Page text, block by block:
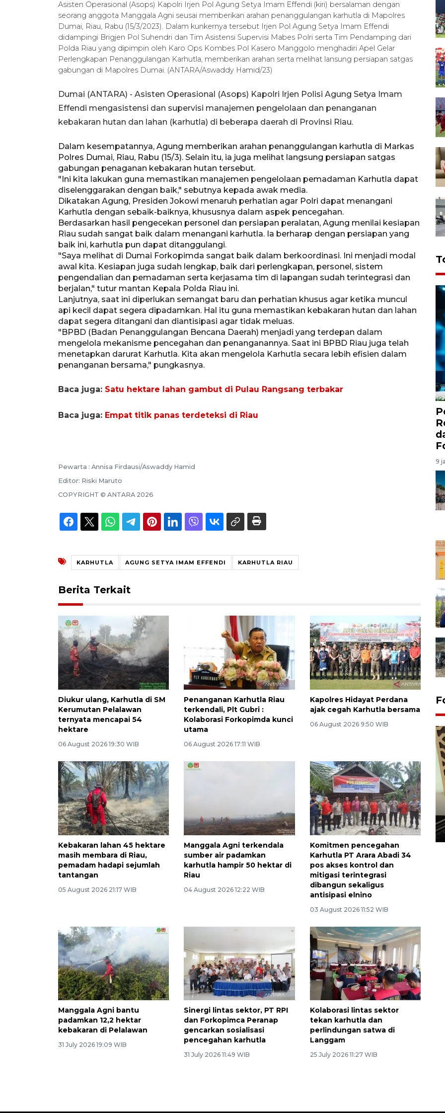
Asisten Operasional (Asops) Kapolri Irjen Pol Agung Setya Imam Effendi (kiri) bersalaman dengan
seorang anggota Manggala Agni seusai memberikan arahan penanggulangan karhutla di Mapolres
Dumai, Riau, Rabu (15/3/2023). Dalam kunkernya tersebut Irjen Pol Agung Setya Imam Effendi
didampingi Brigjen Pol Suhendri dan Tim Asistensi Supervisi Mabes Polri serta Tim Pendamping dari
Polda Riau yang dipimpin oleh Karo Ops Kombes Pol Kasero Manggolo menghadiri Apel Gelar
Perlengkapan Penanggulangan Karhutla, memberikan arahan serta melihat lansung persiapan satgas
gabungan di Mapolres Dumai. (ANTARA/Aswaddy Hamid/23)
Dumai (ANTARA) - Asisten Operasional (Asops) Kapolri Irjen Polisi Agung Setya Imam
Effendi mengasistensi dan supervisi manajemen pengelolaan dan penanganan
kebakaran hutan dan lahan (karhutla) di beberapa daerah di Provinsi Riau.
Dalam kesempatannya, Agung memberikan arahan penanggulangan karhutla di Markas
Polres Dumai, Riau, Rabu (15/3). Selain itu, ia juga melihat langsung persiapan satgas
gabungan penaganan kebakaran hutan tersebut.
"Ini kita lakukan guna memastikan manajemen pengelolaan pemadaman Karhutla dapat
diselenggarakan dengan baik," sebutnya kepada awak media.
Dikatakan Agung, Presiden Jokowi menaruh perhatian agar Polri dapat menangani
Karhutla dengan sebaik-baiknya, khususnya dalam aspek pencegahan.
Berdasarkan hasil pengecekan personel dan persiapan peralatan, Agung menilai kesiapan
Riau sudah sangat baik dalam menangani karhutla. Ia berharap dengan persiapan yang
baik ini, karhutla pun dapat ditanggulangi.
"Saya melihat di Dumai Forkopimda sangat baik dalam berkoordinasi. Ini menjadi modal
awal kita. Kesiapan juga sudah lengkap, baik dari perlengkapan, personel, sistem
pengendalian dan pemadaman serta kerjasama tim di lapangan sudah terintegrasi dan
berjalan," tutur mantan Kepala Polda Riau ini.
Lanjutnya, saat ini diperlukan semangat baru dan perhatian khusus agar ketika muncul
api kecil dapat segera dipadamkan. Hal itu guna memastikan kebakaran hutan dan lahan
dapat segera ditangani dan diantisipasi agar tidak meluas.
"BPBD (Badan Penanggulangan Bencana Daerah) menjadi yang terdepan dalam
mengelola mekanisme pencegahan dan penanganannya. Saat ini BPBD Riau juga telah
menetapkan darurat Karhutla. Kita akan mengelola Karhutla secara lebih efisien dalam
penanganan bersama," pungkasnya.
Baca juga: Satu hektare lahan gambut di Pulau Rangsang terbakar
Baca juga: Empat titik panas terdeteksi di Riau
Pewarta : Annisa Firdausi/Aswaddy Hamid
Editor: Riski Maruto
COPYRIGHT © ANTARA 2026
KARHUTLA AGUNG SETYA IMAM EFFENDI KARHUTLA RIAU
Berita Terkait
Diukur ulang, Karhutla di SM
Kerumutan Pelalawan
ternyata mencapai 54
hektare
06 August 2026 19:30 WIB
Penanganan Karhutla Riau
terkendali, Plt Gubri :
Kolaborasi Forkopimda kunci
utama
06 August 2026 17:11 WIB
Kapolres Hidayat Perdana
ajak cegah Karhutla bersama
06 August 2026 9:50 WIB
Kebakaran lahan 45 hektare
masih membara di Riau,
pemadam hadapi sejumlah
tantangan
05 August 2026 21:17 WIB
Manggala Agni terkendala
sumber air padamkan
karhutla hampir 50 hektar di
Riau
04 August 2026 12:22 WIB
Komitmen pencegahan
Karhutla PT Arara Abadi 34
pos akses kontrol dan
mitigasi terintegrasi
dibangun sekaligus
antisipasi elnino
03 August 2026 11:52 WIB
Manggala Agni bantu
padamkan 12,2 hektar
kebakaran di Pelalawan
31 July 2026 19:09 WIB
Sinergi lintas sektor, PT RPI
dan Forkopimca Peranap
gencarkan sosialisasi
pencegahan karhutla
31 July 2026 11:49 WIB
Kolaborasi lintas sektor
tekan karhutla dan
perlindungan satwa di
Langgam
25 July 2026 11:27 WIB
9
Penanaman 3000 batang
bakau merah di Dumai
20 September 2025 12:14 WIB